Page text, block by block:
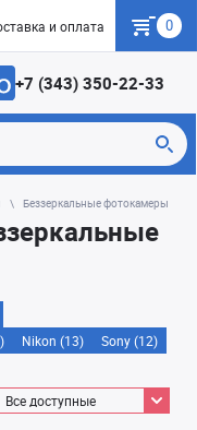
и оплата Гарантия
0
+7 (343) 350-22-33
Беззеркальные фотокамеры
Nikon (13) Sony (12)
Все доступные